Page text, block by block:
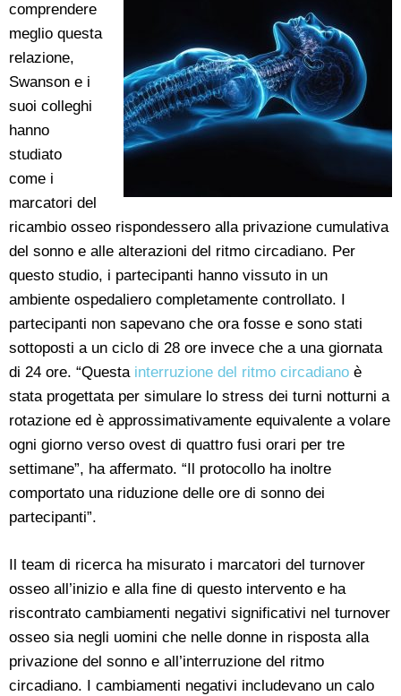
comprendere
meglio questa
relazione,
Swanson e i
suoi colleghi
hanno
studiato
come i
marcatori del
ricambio osseo rispondessero alla privazione cumulativa
del sonno e alle alterazioni del ritmo circadiano. Per
questo studio, i partecipanti hanno vissuto in un
ambiente ospedaliero completamente controllato. I
partecipanti non sapevano che ora fosse e sono stati
sottoposti a un ciclo di 28 ore invece che a una giornata
di 24 ore. “Questa interruzione del ritmo circadiano è
stata progettata per simulare lo stress dei turni notturni a
rotazione ed è approssimativamente equivalente a volare
ogni giorno verso ovest di quattro fusi orari per tre
settimane”, ha affermato. “Il protocollo ha inoltre
comportato una riduzione delle ore di sonno dei
partecipanti”.
Il team di ricerca ha misurato i marcatori del turnover
osseo all’inizio e alla fine di questo intervento e ha
riscontrato cambiamenti negativi significativi nel turnover
osseo sia negli uomini che nelle donne in risposta alla
privazione del sonno e all’interruzione del ritmo
circadiano. I cambiamenti negativi includevano un calo